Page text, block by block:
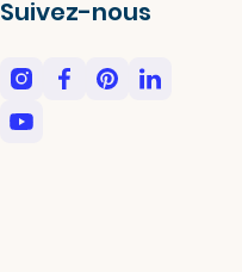
Suivez-nous